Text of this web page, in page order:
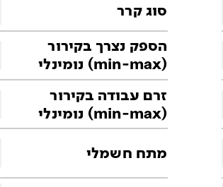
סוג קרר
הספק נצרך בקירור
(min-max) נומינלי
זרם עבודה בקירור
(min-max) נומינלי
מתח חשמלי